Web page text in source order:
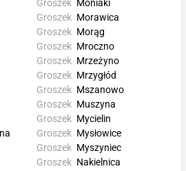
Groszek Moniaki
Groszek Morawica
Groszek Morąg
Groszek Mroczno
Groszek Mrzeżyno
Groszek Mrzygłód
Groszek Mszanowo
Groszek Muszyna
Groszek Mycielin
Groszek Mysłowice
Groszek Myszyniec
Groszek Nakielnica